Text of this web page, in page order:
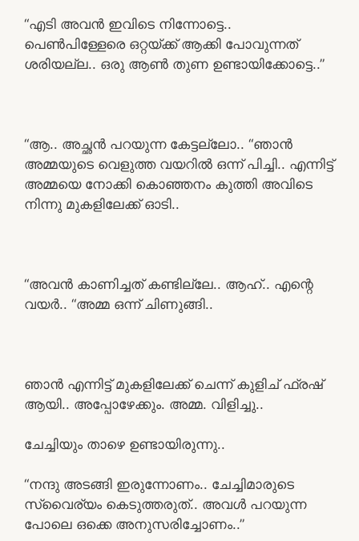
“എടി അവൻ ഇവിടെ നിന്നോട്ടെ..
പെൺപിള്ളേരെ ഒറ്റയ്ക്ക് ആക്കി പോവുന്നത്
ശരിയല്ല.. ഒരു ആൺ തുണ ഉണ്ടായിക്കോട്ടെ..”
“ആ.. അച്ഛൻ പറയുന്ന കേട്ടല്ലോ.. “ഞാൻ
അമ്മയുടെ വെളുത്ത വയറിൽ ഒന്ന് പിച്ചി.. എന്നിട്ട്
അമ്മയെ നോക്കി കൊഞ്ഞനം കുത്തി അവിടെ
നിന്നു മുകളിലേക്ക് ഓടി..
“അവൻ കാണിച്ചത് കണ്ടില്ലേ.. ആഹ്.. എന്റെ
വയർ.. “അമ്മ ഒന്ന് ചിണുങ്ങി..
ഞാൻ എന്നിട്ട് മുകളിലേക്ക് ചെന്ന് കുളിച് ഫ്രഷ്
ആയി.. അപ്പോഴേക്കും. അമ്മ. വിളിച്ചു..
ചേച്ചിയും താഴെ ഉണ്ടായിരുന്നു..
“നന്ദു അടങ്ങി ഇരുന്നോണം.. ചേച്ചിമാരുടെ
സ്വൈര്യം കെടുത്തരുത്.. അവൾ പറയുന്ന
പോലെ ഒക്കെ അനുസരിച്ചോണം..”